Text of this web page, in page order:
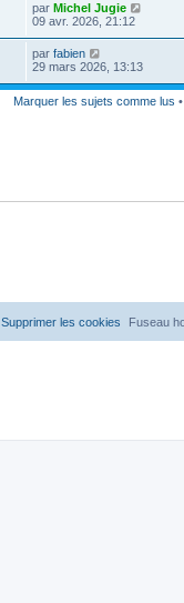
par Michel Jugie
09 avr. 2026, 21:12
par fabien
29 mars 2026, 13:13
Marquer les sujets comme lus
Fuseau
Supprimer les cookies